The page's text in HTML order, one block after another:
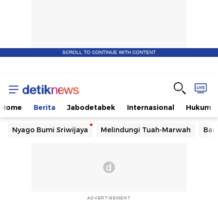
SCROLL TO CONTINUE WITH CONTENT
Home Berita Jabodetabek Internasional Hukum
Nyago Bumi Sriwijaya Melindungi Tuah-Marwah
ADVERTISEMENT